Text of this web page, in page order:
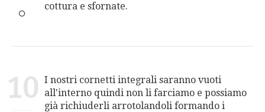
cottura e sfornate.
10 I nostri cornetti integrali saranno vuoti
all'interno quindi non li farciamo e possiamo
già richiuderli arrotolandoli formando i